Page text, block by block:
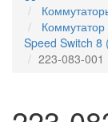
Speed Switch 8
223-083-001